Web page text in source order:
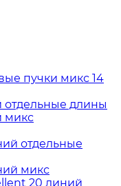
пучки микс 14
длины
микс
отдельные
микс
20 линий